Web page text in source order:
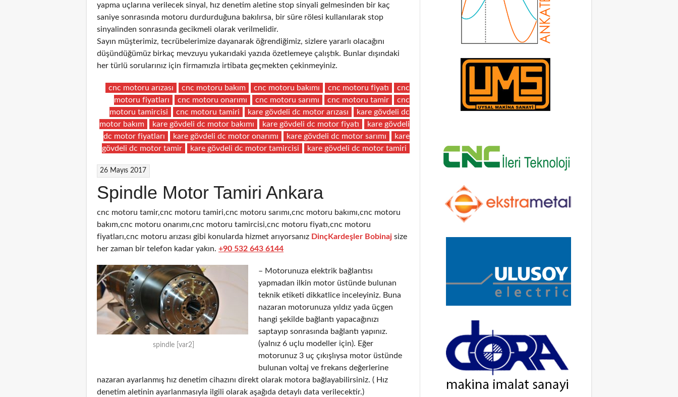
yapma uçlarına verilecek sinyal, hız denetim aletine stop sinyali gelmesinden bir kaç
saniye sonrasında motoru durdurduğuna bakılırsa, bir süre rölesi kullanılarak stop
sinyalinden sonrasında gecikmeli olarak verilmelidir.
Sayın müşterimiz, tecrübelerimize dayanarak öğrendiğimiz, sizlere yararlı olacağını
düşündüğümüz birkaç mevzuyu yukarıdaki yazıda özetlemeye çalıştık. Bunlar dışındaki
her türlü sorularınız için firmamızla irtibata geçmekten çekinmeyiniz.
cnc motoru arızası cnc motoru bakım cnc motoru bakımı cnc motoru fiyatı
cnc
motoru fiyatları
cnc motoru onarımı cnc motoru sarımı cnc motoru tamir
cnc
motoru tamircisi
cnc motoru tamiri kare gövdeli dc motor arızası
kare gövdeli dc
motor bakım
kare gövdeli dc motor bakımı kare gövdeli dc motor fiyatı
kare gövdeli
dc motor fiyatları
kare gövdeli dc motor onarımı kare gövdeli dc motor sarımı
kare
gövdeli dc motor tamir
kare gövdeli dc motor tamircisi kare gövdeli dc motor tamiri
26 Mayıs 2017
Spindle Motor Tamiri Ankara
cnc motoru tamir,cnc motoru tamiri,cnc motoru sarımı,cnc motoru bakımı,cnc motoru
bakım,cnc motoru onarımı,cnc motoru tamircisi,cnc motoru fiyatı,cnc motoru
fiyatları,cnc motoru arızası gibi konularda hizmet arıyorsanız DinçKardeşler Bobinaj size
her zaman bir telefon kadar yakın. +90 532 643 6144
spindle [var2]
– Motorunuza elektrik bağlantısı
yapmadan ilkin motor üstünde bulunan
teknik etiketi dikkatlice inceleyiniz. Buna
nazaran motorunuza yıldız yada üçgen
hangi şekilde bağlantı yapacağınızı
saptayıp sonrasında bağlantı yapınız.
(yalnız 6 uçlu modeller için). Eğer
motorunuz 3 uç çıkışlıysa motor üstünde
bulunan voltaj ve frekans değerlerine
nazaran ayarlanmış hız denetim cihazını direkt olarak motora bağlayabilirsiniz. ( Hız
denetim aletinin ayarlanmasıyla ilgili olarak aşağıda detaylı data verilecektir.)